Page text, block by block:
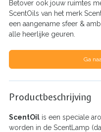
Betover ook jouw ruimtes
ScentOils van het merk
een aangename sfeer &
alle heerlijke geuren.
Ga
Productbeschrijving
ScentOil is een speciale
worden in de ScentLamp